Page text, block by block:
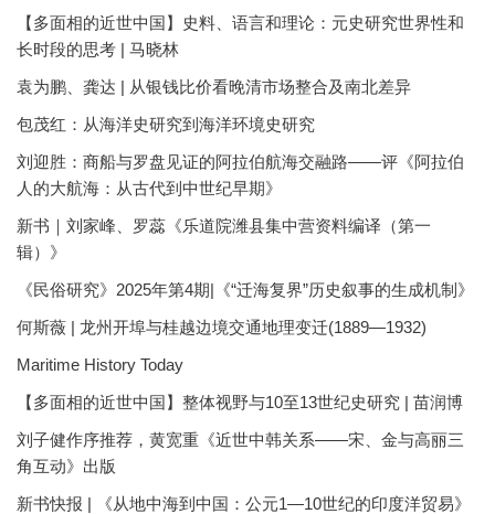
【多面相的近世中国】史料、语言和理论：元史研究世界性和
长时段的思考 | 马晓林
袁为鹏、龚达 | 从银钱比价看晚清市场整合及南北差异
包茂红：从海洋史研究到海洋环境史研究
刘迎胜：商船与罗盘见证的阿拉伯航海交融路——评《阿拉伯
人的大航海：从古代到中世纪早期》
新书｜刘家峰、罗蕊《乐道院潍县集中营资料编译（第一
辑）》
《民俗研究》2025年第4期|《“迁海复界”历史叙事的生成机制》
何斯薇 | 龙州开埠与桂越边境交通地理变迁(1889—1932)
Maritime History Today
【多面相的近世中国】整体视野与10至13世纪史研究 | 苗润博
刘子健作序推荐，黄宽重《近世中韩关系——宋、金与高丽三
角互动》出版
新书快报 | 《从地中海到中国：公元1—10世纪的印度洋贸易》